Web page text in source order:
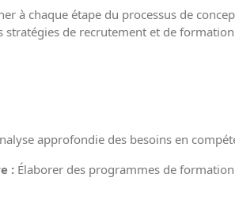
à chaque étape du processus de
de recrutement et de
approfondie des besoins en
: Élaborer des programmes de